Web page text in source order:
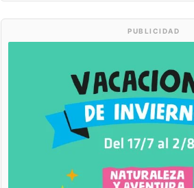
PUBLICIDAD